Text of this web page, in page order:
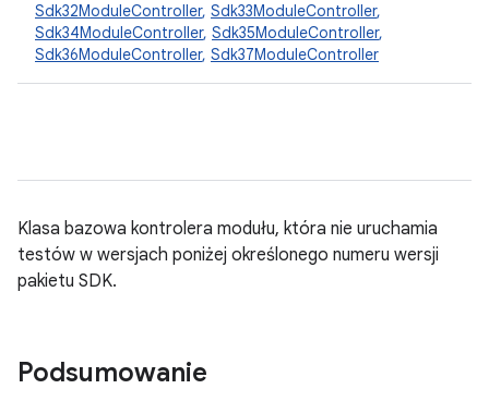
Sdk32ModuleController, Sdk33ModuleController,
Sdk34ModuleController, Sdk35ModuleController,
Sdk36ModuleController, Sdk37ModuleController
Klasa bazowa kontrolera modułu, która nie uruchamia
testów w wersjach poniżej określonego numeru wersji
pakietu SDK.
Podsumowanie